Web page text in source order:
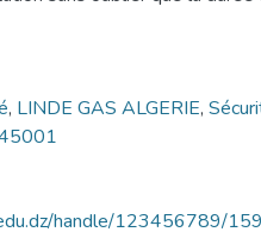
, LINDE GAS ALGERIE,
handle/123456789/